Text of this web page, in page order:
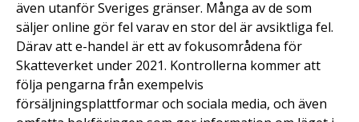
även utanför Sveriges gränser. Många av de som
säljer online gör fel varav en stor del är avsiktliga fel.
Därav att e-handel är ett av fokusområdena för
Skatteverket under 2021. Kontrollerna kommer att
följa pengarna från exempelvis
försäljningsplattformar och sociala media, och även